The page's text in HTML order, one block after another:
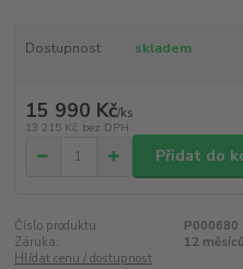
Dostupnost skladem
15 990 Kč/ks
13 215 Kč bez DPH
Přidat do
Číslo produktu:
P000680
Záruka:
12 měsíců
Hlídat cenu / dostupnost